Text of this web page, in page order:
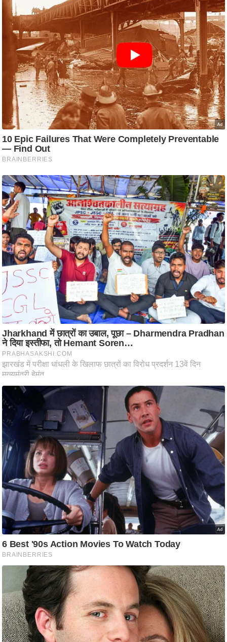
म
सा
म
यि
क
मा
तृ
भू
मि
स्तं
भ
ए
म
.
आ
र
.
आ
ई
.
चा
प
र
स
मी
क्षा
ध
र्म
ज्यो
ति
प्र
भु
हि
मा
/
ध
र्म
स्थ
ल
त
त्यो
हा
र